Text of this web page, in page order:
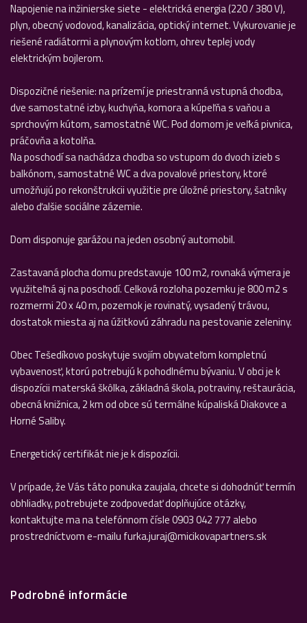
Napojenie na inžinierske siete - elektrická energia (220 / 380 V),
plyn, obecný vodovod, kanalizácia, optický internet. Vykurovanie je
riešené radiátormi a plynovým kotlom, ohrev teplej vody
elektrickým bojlerom.
Dispozičné riešenie: na prízemí je priestranná vstupná chodba,
dve samostatné izby, kuchyňa, komora a kúpeľňa s vaňou a
sprchovým kútom, samostatné WC. Pod domom je veľká pivnica,
práčovňa a kotolňa.
Na poschodí sa nachádza chodba so vstupom do dvoch izieb s
balkónom, samostatné WC a dva povalové priestory, ktoré
umožňujú po rekonštrukcii využitie pre úložné priestory, šatníky
alebo ďalšie sociálne zázemie.
Dom disponuje garážou na jeden osobný automobil.
Zastavaná plocha domu predstavuje 100 m2, rovnaká výmera je
využiteľná aj na poschodí. Celková rozloha pozemku je 800 m2 s
rozmermi 20 x 40 m, pozemok je rovinatý, vysadený trávou,
dostatok miesta aj na úžitkovú záhradu na pestovanie zeleniny.
Obec Tešedíkovo poskytuje svojím obyvateľom kompletnú
vybavenosť, ktorú potrebujú k pohodlnému bývaniu. V obci je k
dispozícii materská škôlka, základná škola, potraviny, reštaurácia,
obecná knižnica, 2 km od obce sú termálne kúpaliská Diakovce a
Horné Saliby.
Energetický certifikát nie je k dispozícii.
V prípade, že Vás táto ponuka zaujala, chcete si dohodnúť termín
obhliadky, potrebujete zodpovedať doplňujúce otázky,
kontaktujte ma na telefónnom čísle 0903 042 777 alebo
prostredníctvom e-mailu furka.juraj@micikovapartners.sk
Podrobné informácie